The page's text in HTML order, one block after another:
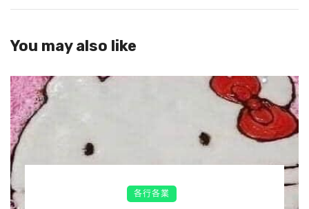
接跨上機車開始工作。
You may also like
各行各業